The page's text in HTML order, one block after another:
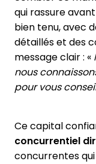
qui rassure
bien tenu, avec
détaillés et des
message clair : «
nous
pour vous
Ce capital
concurrentiel
concurrentes